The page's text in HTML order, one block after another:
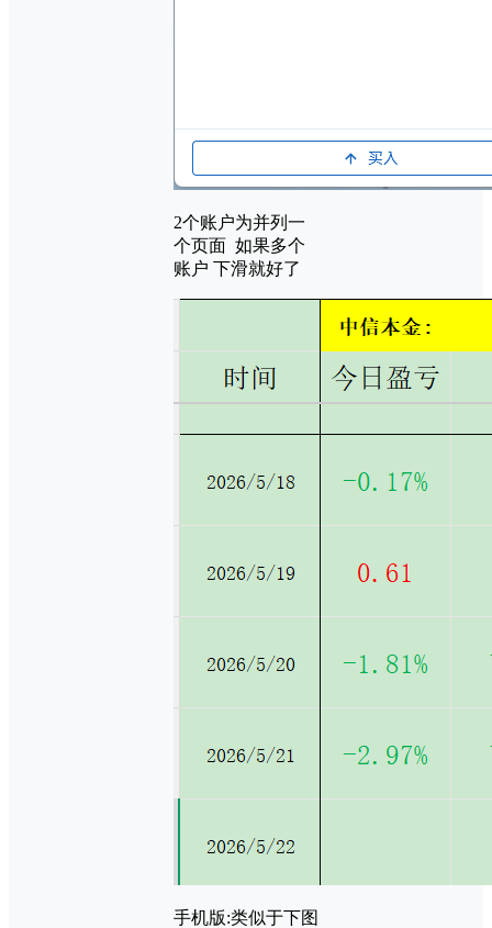
2个账户为并列一
个页面 如果多个
账户 下滑就好了
手机版:类似于下图